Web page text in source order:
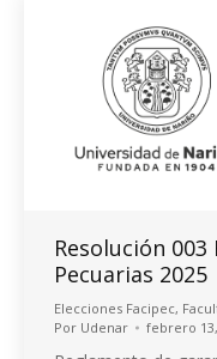
Resolución
Pecuarias 2025
Elecciones Facipec,
Por Udenar febrero